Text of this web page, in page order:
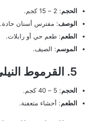
الحجم: 2 – 15 كجم.
الوصف: مفترس أسنان حادة.
الطعم: طعم حي أو رابلات.
الموسم: الصيف.
5. القرموط النيلي
الحجم: 5 – 40 كجم.
الطعم: أحشاء متعفنة.